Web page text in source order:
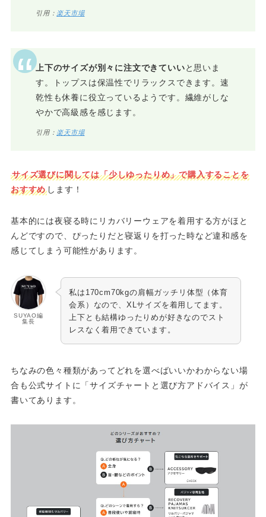
引用： 楽天市場
上下のサイズが別々に注文できていいと思いま
す。トップスは保温性でリラックスできます。速
乾性も休養に役立っているようです。繊維がしな
やかで高級感を感じます。
引用： 楽天市場
サイズ選びに関しては「少しゆったりめ」で購入することを
おすすめ します！
基本的には夜寝る時にリカバリーウェアを着用する方がほと
んどですので、ぴったりだと寝返りを打った時など違和感を
感じてしまう可能性があります。
SUYAO編
集長
私は170cm70kgの肩幅ガッチリ体型（体育
会系）なので、XLサイズを着用してます。
上下とも結構ゆったりめが好きなのでスト
レスなく着用できています。
ちなみの色々種類があってどれを選べばいいかわからない場
合も公式サイトに「サイズチャートと選び方アドバイス」が
書いてあります。